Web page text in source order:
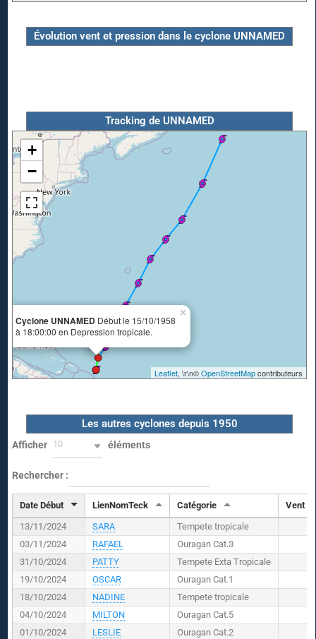
Évolution vent et pression dans le cyclone UNNAMED
Tracking de UNNAMED
Cyclone UNNAMED Début le 15/10/1958
à 18:00:00 en Depression tropicale.
×
+
−
Leaflet, \r\n©OpenStreetMapcontributeurs
Les autres cyclones depuis 1950
Afficher 10 éléments
Rechercher :
Date Début LienNomTeck Catégorie Vent (
13/11/2024
SARA
Tempete tropicale
03/11/2024
RAFAEL
Ouragan Cat.3
31/10/2024
PATTY
Tempete Exta Tropicale
19/10/2024
OSCAR
Ouragan Cat.1
18/10/2024
NADINE
Tempete tropicale
04/10/2024
MILTON
Ouragan Cat.5
01/10/2024
LESLIE
Ouragan Cat.2